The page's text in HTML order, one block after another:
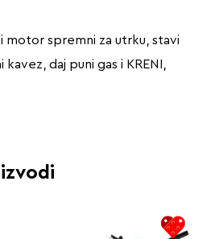
motor spremni za utrku, stavi
daj puni gas i KRENI,